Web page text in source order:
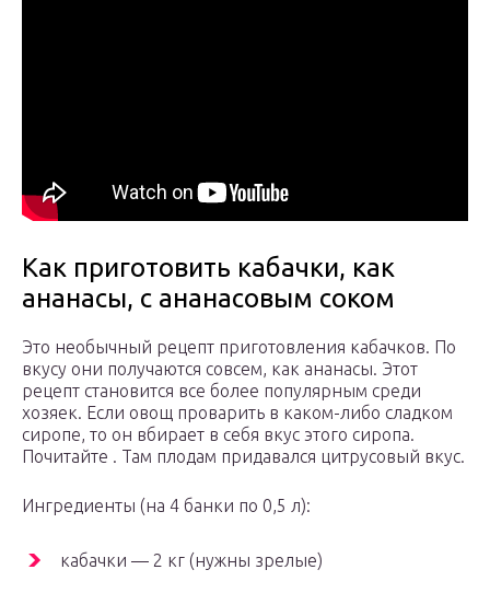
Как приготовить кабачки, как
ананасы, с ананасовым соком
Это необычный рецепт приготовления кабачков. По
вкусу они получаются совсем, как ананасы. Этот
рецепт становится все более популярным среди
хозяек. Если овощ проварить в каком-либо сладком
сиропе, то он вбирает в себя вкус этого сиропа.
Почитайте . Там плодам придавался цитрусовый вкус.
Ингредиенты (на 4 банки по 0,5 л):
кабачки — 2 кг (нужны зрелые)